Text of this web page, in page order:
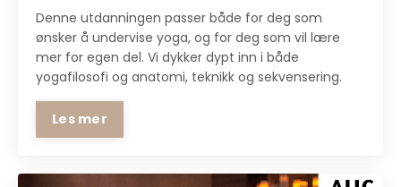
Denne utdanningen passer både for deg som
ønsker å undervise yoga, og for deg som vil lære
mer for egen del. Vi dykker dypt inn i både
yogafilosofi og anatomi, teknikk og sekvensering.
Les mer